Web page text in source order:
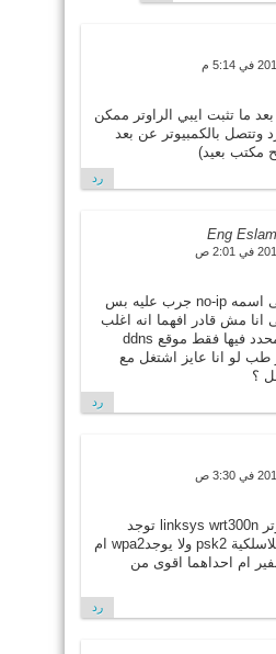
ما تثبت ايبي الراوتر ممكن
وتتصل بالكمبيوتر عن بعد
مكتب بعيد)
رد
Eng
عمتا ف موقع تانى اسمه no-ip جرب عليه بس
انا مش قادر افهما انه اغلب
الروترات بيكون محدد فيها فقط موقع ddns
لو انا عايز اشتغل مع
؟
رد
في مثل هذا الراوتر linksys wrt300n توجد
خاصية التشفير اللاسلكية psk2 ولا يوجدwpa2 ام
ام احداهما اقوى من
رد